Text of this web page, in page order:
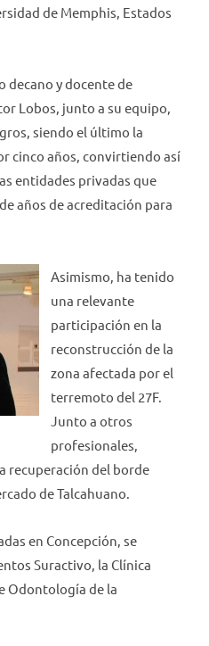
de Memphis, Estados
decano y docente de
Lobos, junto a su equipo,
siendo el último la
cinco años, convirtiendo así
entidades privadas que
años de acreditación para
Asimismo, ha tenido
una relevante
participación en la
reconstrucción de la
zona afectada por el
terremoto del 27F.
Junto a otros
profesionales,
recuperación del borde
de Talcahuano.
en Concepción, se
Suractivo, la Clínica
Odontología de la